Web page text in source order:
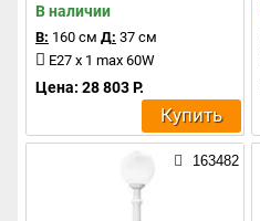
В наличии
В: 160 см Д: 37 см
E27 x 1 max 60W
Цена: 28 803 Р.
Купить
163482